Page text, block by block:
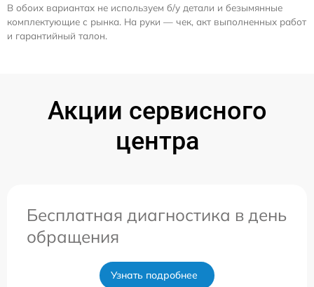
В обоих вариантах не используем б/у детали и безымянные
комплектующие с рынка. На руки — чек, акт выполненных работ
и гарантийный талон.
Акции сервисного
центра
Бесплатная диагностика в день
обращения
Узнать подробнее